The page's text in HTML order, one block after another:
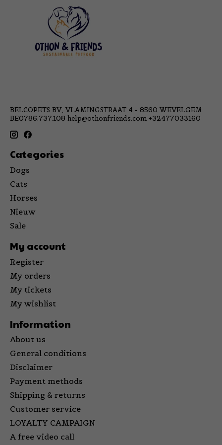
BELCOPETS BV, VLAMINGSTRAAT 4 - 8560 WEVELGEM
BE0786.737.108 help@othonfriends.com +32477033160
Categories
Dogs
Cats
Horses
Nieuw
Sale
My account
Register
My orders
My tickets
My wishlist
Information
About us
General conditions
Disclaimer
Payment methods
Shipping & returns
Customer service
LOYALTY CAMPAIGN
A free video call